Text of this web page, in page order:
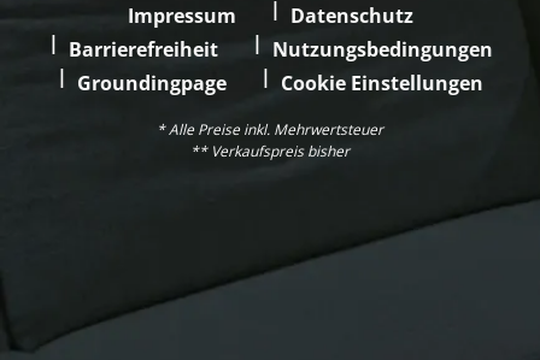
Impressum
Datenschutz
Barrierefreiheit
Nutzungsbedingungen
Groundingpage
Cookie Einstellungen
* Alle Preise inkl. Mehrwertsteuer
** Verkaufspreis bisher